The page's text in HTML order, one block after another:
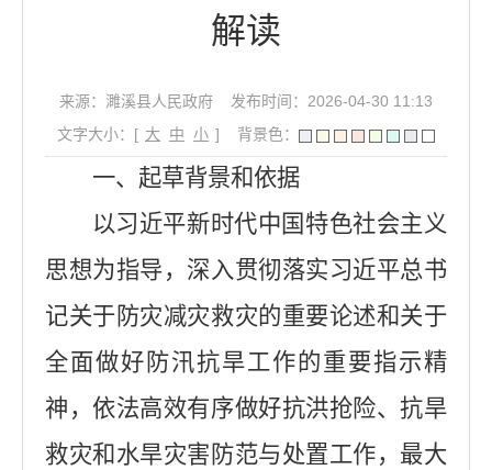
解读
来源：濉溪县人民政府
发布时间：2026-04-30 11:13
文字大小：[ 大 中 小 ] 背景色：
一、起草背景和依据
以习近平新时代中国特色社会主义
思想为指导， 深入贯彻落实习近平总书
记关于防灾减灾救灾的重要论述和关于
全面做好防汛抗旱工作的重要指示精
神，依法高效有序做好抗洪抢险、抗旱
救灾和水旱灾害防范与处置工作，最大